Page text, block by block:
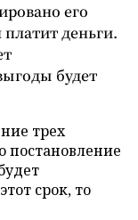
его
деньги.
будет
трех
постановление
срок, то